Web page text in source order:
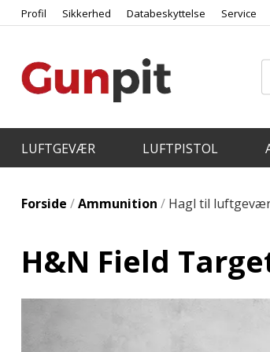
Profil Sikkerhed Databeskyttelse Service
LUFTGEVÆR LUFTPISTOL
Forside /Ammunition / Hagl til
H&N Field